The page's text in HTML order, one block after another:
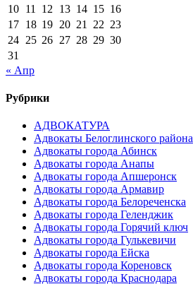
10 11 12 13 14 15 16
17 18 19 20 21 22 23
24 25 26 27 28 29 30
31
« Апр
Рубрики
АДВОКАТУРА
Адвокаты Белоглинского района
Адвокаты города Абинск
Адвокаты города Анапы
Адвокаты города Апшеронск
Адвокаты города Армавир
Адвокаты города Белореченска
Адвокаты города Геленджик
Адвокаты города Горячий ключ
Адвокаты города Гулькевичи
Адвокаты города Ейска
Адвокаты города Кореновск
Адвокаты города Краснодара